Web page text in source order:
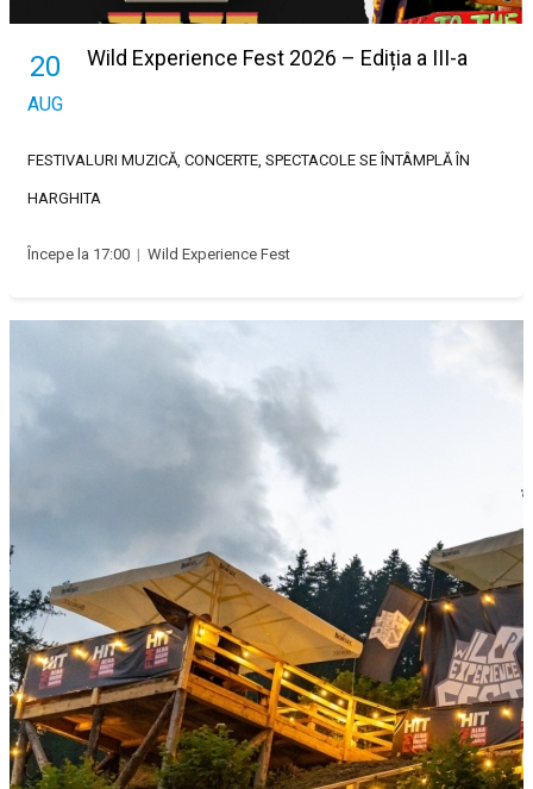
20
AUG
Wild Experience Fest 2026 – Ediția a III-a
FESTIVALURI MUZICĂ, CONCERTE, SPECTACOLE SE ÎNTÂMPLĂ ÎN
HARGHITA
Începe la 17:00 | Wild Experience Fest